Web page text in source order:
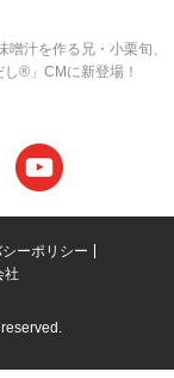
噌汁を作る兄・小栗旬、
®︎」CMに新登場！
ーポリシー
社